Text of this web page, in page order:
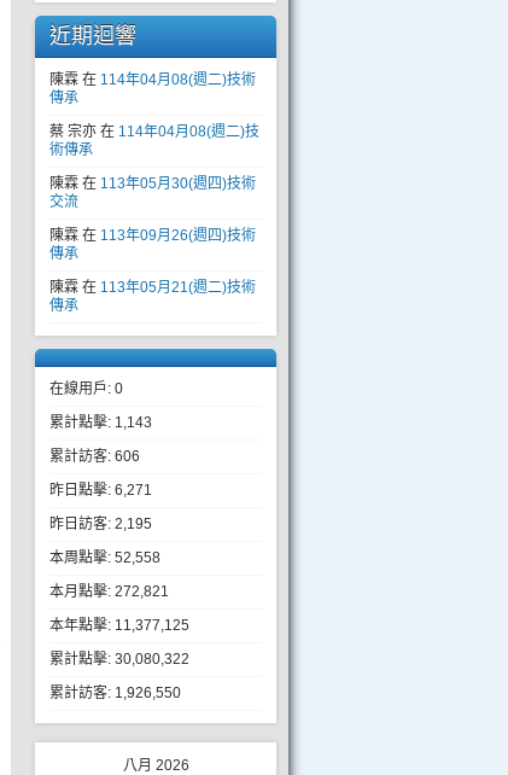
近期迴響
陳霖 在 114年04月08(週二)技術
傳承
蔡 宗亦 在 114年04月08(週二)技
術傳承
陳霖 在 113年05月30(週四)技術
交流
陳霖 在 113年09月26(週四)技術
傳承
陳霖 在 113年05月21(週二)技術
傳承
在線用戶: 0
累計點擊: 1,143
累計訪客: 606
昨日點擊: 6,271
昨日訪客: 2,195
本周點擊: 52,558
本月點擊: 272,821
本年點擊: 11,377,125
累計點擊: 30,080,322
累計訪客: 1,926,550
八月 2026